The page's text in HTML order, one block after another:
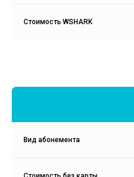
Стоимость WSHARK
Вид абонемента